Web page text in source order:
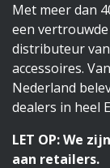
Met meer dan
een
distributeur
accessoires.
Nederland
dealers in heel
LET OP: We
aan retailers.